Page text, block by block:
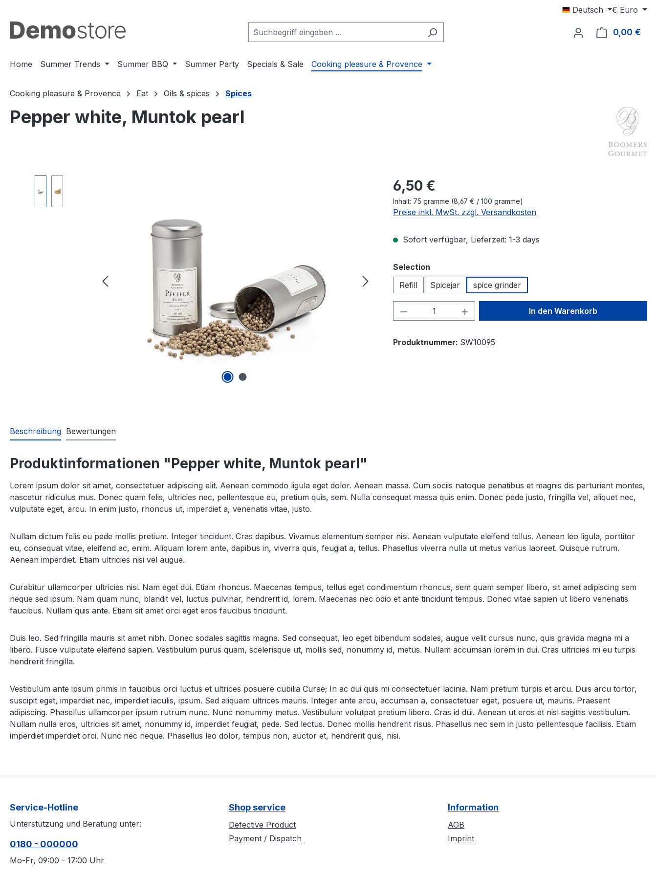
Deutsch € Euro
0,00 €
Home Summer Trends Summer BBQ Summer Party Specials & Sale Cooking pleasure & Provence
Cooking pleasure & Provence Eat Oils & spices Spices
Pepper white, Muntok pearl
Regulärer Preis:
6,50 €
Inhalt: 75 gramme (8,67 € / 100 gramme)
Preise inkl. MwSt. zzgl. Versandkosten
Sofort verfügbar, Lieferzeit: 1-3 days
Selection
Refill
Spicejar spice grinder
Produkt Anzahl: Gib den gewünschten Wert
In den Warenkorb
Produktnummer: SW10095
Beschreibung Bewertungen
Produktinformationen "Pepper white, Muntok pearl"
Lorem ipsum dolor sit amet, consectetuer adipiscing elit. Aenean commodo ligula eget dolor. Aenean massa. Cum sociis natoque penatibus et magnis dis parturient montes,
nascetur ridiculus mus. Donec quam felis, ultricies nec, pellentesque eu, pretium quis, sem. Nulla consequat massa quis enim. Donec pede justo, fringilla vel, aliquet nec,
vulputate eget, arcu. In enim justo, rhoncus ut, imperdiet a, venenatis vitae, justo.
Nullam dictum felis eu pede mollis pretium. Integer tincidunt. Cras dapibus. Vivamus elementum semper nisi. Aenean vulputate eleifend tellus. Aenean leo ligula, porttitor
eu, consequat vitae, eleifend ac, enim. Aliquam lorem ante, dapibus in, viverra quis, feugiat a, tellus. Phasellus viverra nulla ut metus varius laoreet. Quisque rutrum.
Aenean imperdiet. Etiam ultricies nisi vel augue.
Curabitur ullamcorper ultricies nisi. Nam eget dui. Etiam rhoncus. Maecenas tempus, tellus eget condimentum rhoncus, sem quam semper libero, sit amet adipiscing sem
neque sed ipsum. Nam quam nunc, blandit vel, luctus pulvinar, hendrerit id, lorem. Maecenas nec odio et ante tincidunt tempus. Donec vitae sapien ut libero venenatis
faucibus. Nullam quis ante. Etiam sit amet orci eget eros faucibus tincidunt.
Duis leo. Sed fringilla mauris sit amet nibh. Donec sodales sagittis magna. Sed consequat, leo eget bibendum sodales, augue velit cursus nunc, quis gravida magna mi a
libero. Fusce vulputate eleifend sapien. Vestibulum purus quam, scelerisque ut, mollis sed, nonummy id, metus. Nullam accumsan lorem in dui. Cras ultricies mi eu turpis
hendrerit fringilla.
Vestibulum ante ipsum primis in faucibus orci luctus et ultrices posuere cubilia Curae; In ac dui quis mi consectetuer lacinia. Nam pretium turpis et arcu. Duis arcu tortor,
suscipit eget, imperdiet nec, imperdiet iaculis, ipsum. Sed aliquam ultrices mauris. Integer ante arcu, accumsan a, consectetuer eget, posuere ut, mauris. Praesent
adipiscing. Phasellus ullamcorper ipsum rutrum nunc. Nunc nonummy metus. Vestibulum volutpat pretium libero. Cras id dui. Aenean ut eros et nisl sagittis vestibulum.
Nullam nulla eros, ultricies sit amet, nonummy id, imperdiet feugiat, pede. Sed lectus. Donec mollis hendrerit risus. Phasellus nec sem in justo pellentesque facilisis. Etiam
imperdiet imperdiet orci. Nunc nec neque. Phasellus leo dolor, tempus non, auctor et, hendrerit quis, nisi.
Service-Hotline
Unterstützung und Beratung unter:
0180 - 000000
Mo-Fr, 09:00 - 17:00 Uhr
Shop service
Defective Product
Payment / Dispatch
Information
AGB
Imprint